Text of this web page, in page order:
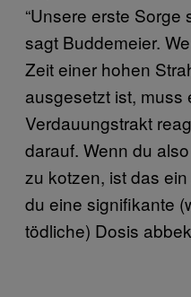
“Unsere erste Sorge
sagt Buddemeier.
Zeit einer hohen
ausgesetzt ist, muss
Verdauungstrakt
darauf. Wenn du
zu kotzen, ist das
du eine signifikante
tödliche) Dosis